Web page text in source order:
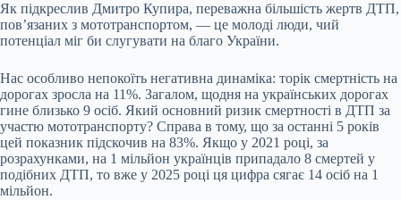
Як підкреслив Дмитро Купира, переважна більшість жертв ДТП,
пов’язаних з мототранспортом, — це молоді люди, чий
потенціал міг би слугувати на благо України.
Нас особливо непокоїть негативна динаміка: торік смертність на
дорогах зросла на 11%. Загалом, щодня на українських дорогах
гине близько 9 осіб. Який основний ризик смертності в ДТП за
участю мототранспорту? Справа в тому, що за останні 5 років
цей показник підскочив на 83%. Якщо у 2021 році, за
розрахунками, на 1 мільйон українців припадало 8 смертей у
подібних ДТП, то вже у 2025 році ця цифра сягає 14 осіб на 1
мільйон.